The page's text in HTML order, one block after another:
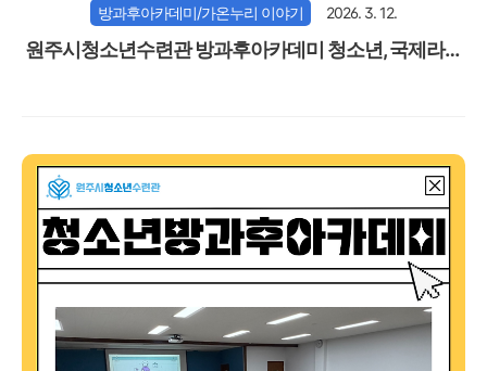
방과후아카데미/가온누리 이야기 2026. 3. 12.
원주시청소년수련관 방과후아카데미 청소년, 국제라이